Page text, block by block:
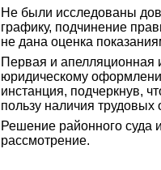
Не были исследованы
графику, подчинение
не дана оценка
Первая и апелляционная
юридическому
инстанция, подчеркнув,
пользу наличия трудовых
Решение районного суда
рассмотрение.